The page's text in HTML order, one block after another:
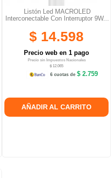
Listón Led MACROLED
Interconectable Con Interruptor 9W...
$ 14.598
Precio web en 1 pago
Precio sin Impuestos Nacionales
$ 12.065
6 cuotas de $ 2.759
AÑADIR AL CARRITO